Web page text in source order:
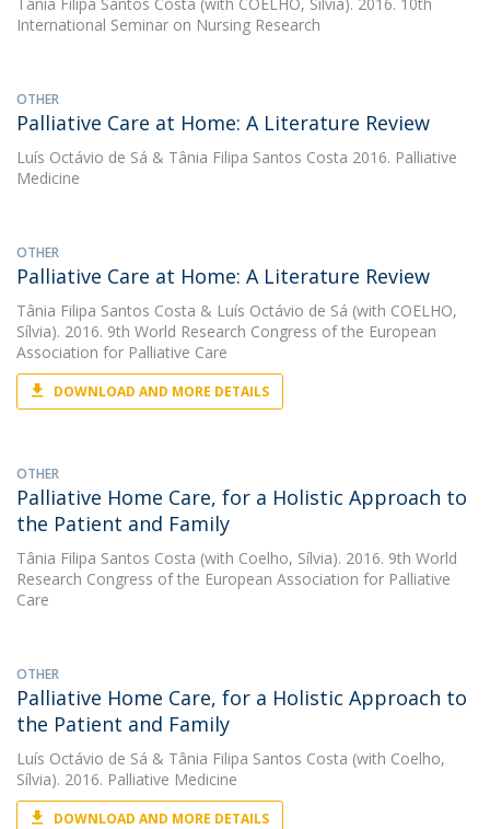
International Seminar on Nursing Research
OTHER
Palliative Care at Home: A Literature Review
Luís Octávio de Sá & Tânia Filipa Santos Costa 2016. Palliative
Medicine
OTHER
Palliative Care at Home: A Literature Review
Tânia Filipa Santos Costa & Luís Octávio de Sá (with COELHO,
Sílvia). 2016. 9th World Research Congress of the European
Association for Palliative Care
DOWNLOAD AND MORE DETAILS
OTHER
Palliative Home Care, for a Holistic Approach to
the Patient and Family
Tânia Filipa Santos Costa (with Coelho, Sílvia). 2016. 9th World
Research Congress of the European Association for Palliative
Care
OTHER
Palliative Home Care, for a Holistic Approach to
the Patient and Family
Luís Octávio de Sá & Tânia Filipa Santos Costa (with Coelho,
Sílvia). 2016. Palliative Medicine
DOWNLOAD AND MORE DETAILS